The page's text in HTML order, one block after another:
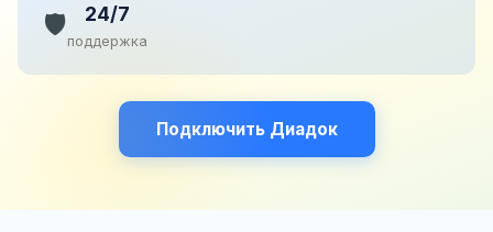
🛡️ 24/7
поддержка
Подключить Диадок